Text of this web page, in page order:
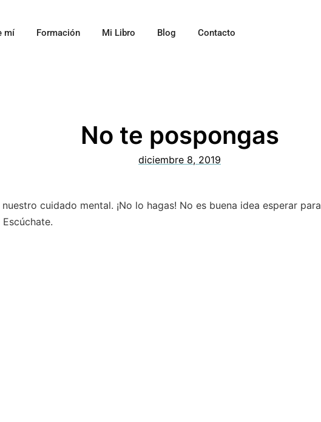
mí Formación Mi Libro Blog Contacto
No te pospongas
diciembre 8, 2019
cuidado mental. ¡No lo hagas! No es buena idea esperar para